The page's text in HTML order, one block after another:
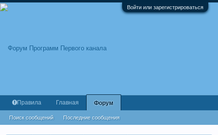
Войти или зарегистрироваться
Правила Главная Форум
Поиск сообщений Последние сообщения